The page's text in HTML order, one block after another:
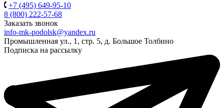
+7 (495) 649-95-10
8 (800) 222-57-68
Заказать звонок
info-mk-podolsk@yandex.ru
Промышленная ул., 1, стр. 5, д. Большое Толбино
Подписка на рассылку